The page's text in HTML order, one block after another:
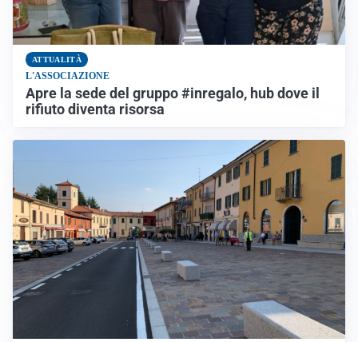
ATTUALITÀ
L'ASSOCIAZIONE
Apre la sede del gruppo #inregalo, hub dove il
rifiuto diventa risorsa